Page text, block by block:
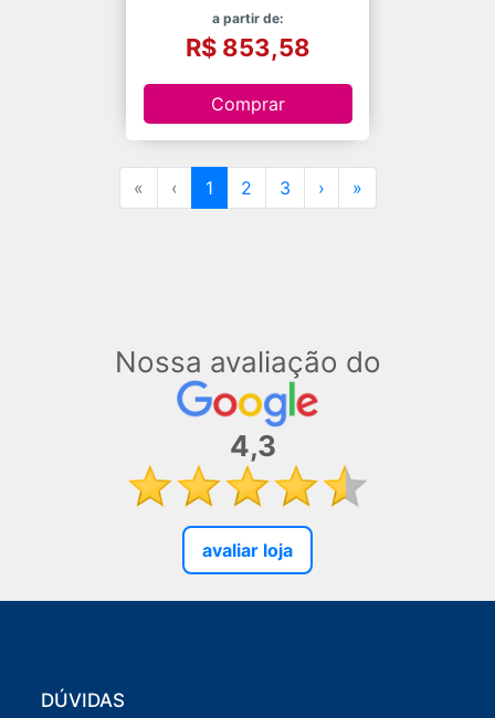
a partir de:
R$ 853,58
Comprar
« ‹ 1 2 3 › »
Nossa avaliação do
4,3
avaliar loja
DÚVIDAS